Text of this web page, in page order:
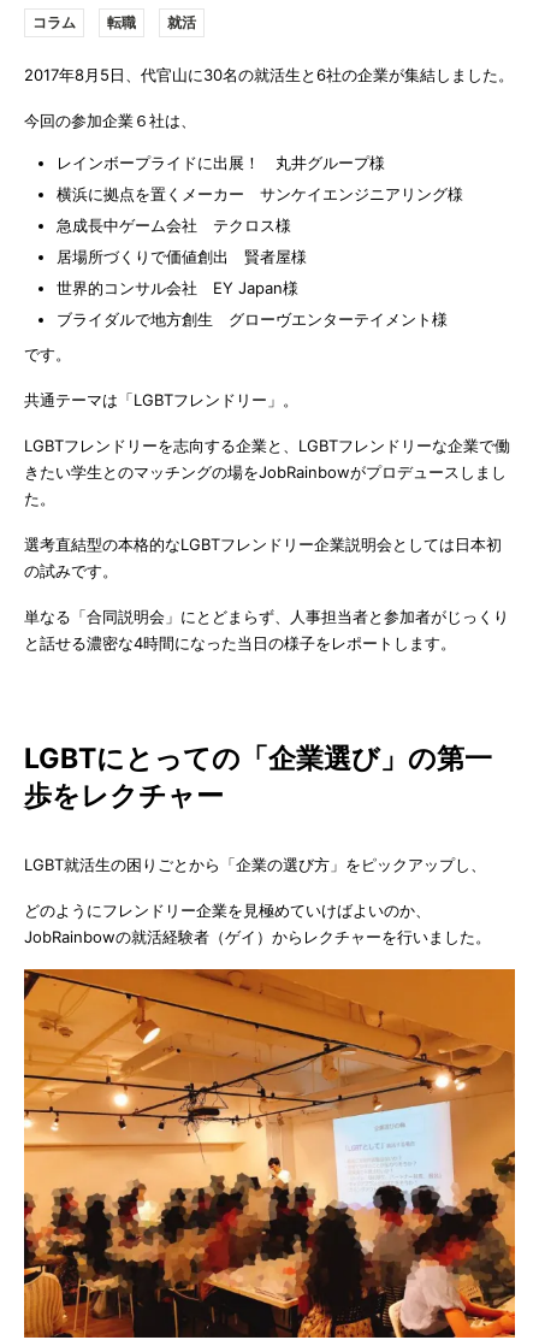
コラム 転職 就活
2017年8月5日、代官山に30名の就活生と6社の企業が集結しました。
今回の参加企業６社は、
レインボープライドに出展！ 丸井グループ様
横浜に拠点を置くメーカー サンケイエンジニアリング様
急成長中ゲーム会社 テクロス様
居場所づくりで価値創出 賢者屋様
世界的コンサル会社 EY Japan様
ブライダルで地方創生 グローヴエンターテイメント様
です。
共通テーマは「LGBTフレンドリー」。
LGBTフレンドリーを志向する企業と、LGBTフレンドリーな企業で働
きたい学生とのマッチングの場をJobRainbowがプロデュースしまし
た。
選考直結型の本格的なLGBTフレンドリー企業説明会としては日本初
の試みです。
単なる「合同説明会」にとどまらず、人事担当者と参加者がじっくり
と話せる濃密な4時間になった当日の様子をレポートします。
LGBTにとっての「企業選び」の第一
歩をレクチャー
LGBT就活生の困りごとから「企業の選び方」をピックアップし、
どのようにフレンドリー企業を見極めていけばよいのか、
JobRainbowの就活経験者（ゲイ）からレクチャーを行いました。